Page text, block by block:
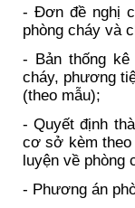
- Đơn đề nghị
phòng cháy và
- Bản thống
cháy, phương
(theo mẫu);
- Quyết định
cơ sở kèm theo
luyện về phòng
- Phương án